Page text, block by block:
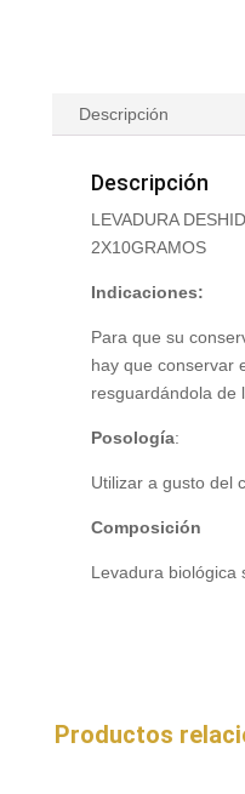
Descripción
Descripción
LEVADURA
2X10GRAMOS
Indicaciones:
Para que su
hay que conservar
resguardándola de
Posología:
Utilizar a gusto del
Composición
Levadura biológica
Productos